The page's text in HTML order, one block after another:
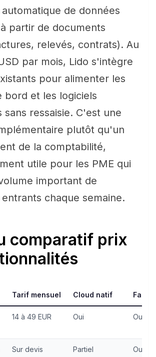
de données
partir de documents
relevés, contrats). Au
par mois, Lido s'intègre
pour alimenter les
bord et les logiciels
sans ressaisie. C'est une
plutôt qu'un
de la comptabilité,
utile pour les PME qui
important de
chaque semaine.
comparatif prix
Tarif mensuel Cloud natif
14 à 49 EUR Oui Oui
Sur devis Partiel Oui